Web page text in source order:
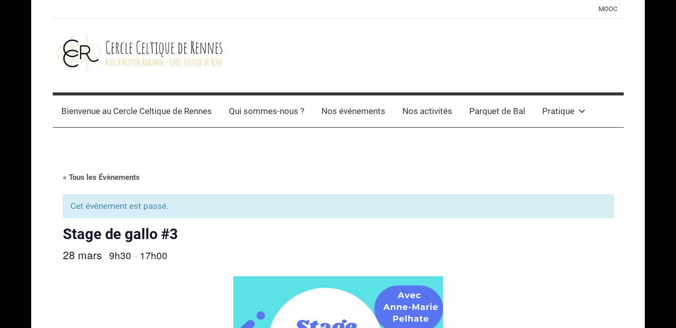
MOOC
Cercle
celtique
Rennes
Bienvenue au Cercle Celtique de Rennes Qui sommes-nous ? Nos événements Nos activités Parquet de Bal Pratique
« Tous les Évènements
Cet évènement est passé.
Stage de gallo #3
28 mars , 9h30 – 17h00